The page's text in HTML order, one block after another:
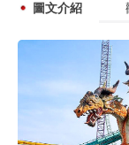
圖文介紹